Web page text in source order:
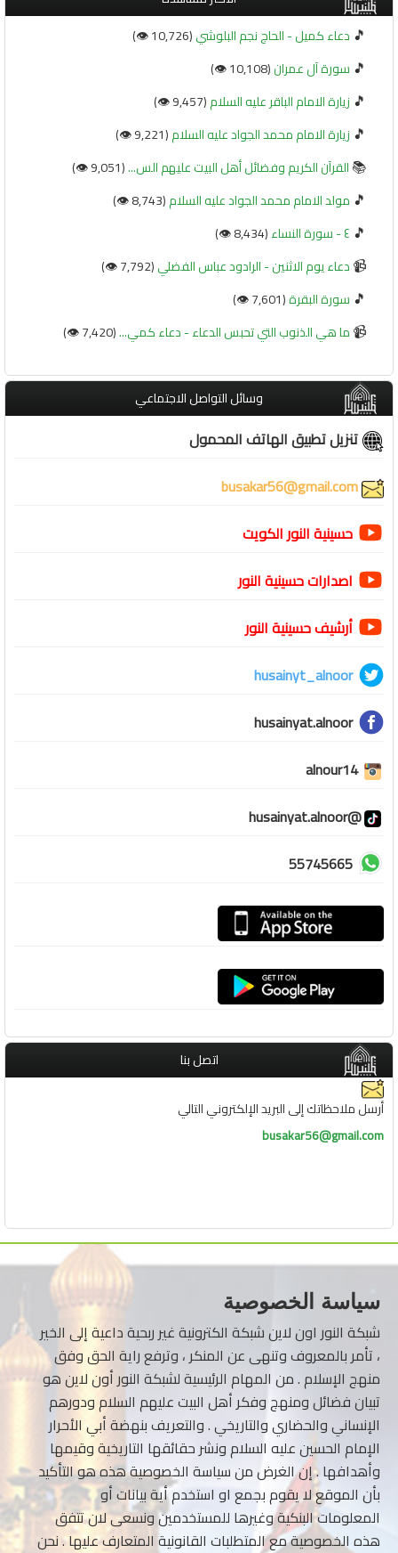
🎵 دعاء كميل - الحاج نجم البلوشي(10,726 👁️)
🎵 سورة آل عمران(10,108 👁️)
🎵 زيارة الامام الباقر عليه السلام(9,457 👁️)
🎵 زيارة الامام محمد الجواد عليه السلام(9,221 👁️)
📚القرآن الكريم وفضائل أهل البيت عليهم الس...(9,051 👁️)
🎵 مولد الامام محمد الجواد عليه السلام(8,743 👁️)
🎵 ٤ - سورة النساء (8,434 👁️)
📹دعاء يوم الاثنين - الرادود عباس الفضلي(7,792 👁️)
🎵 سورة البقرة(7,601 👁️)
📹ما هي الذنوب التي تحبس الدعاء - دعاء كمي...(7,420 👁️)
وسائل التواصل الاجتماعي
تنزيل تطبيق الهاتف المحمول
حسينية النور الكويت
اصدارات حسينية النور
أرشيف حسينية النور
husainyt_alnoor
husainyat.alnoor
alnour14
@husainyat.alnoor
55745665
اتصل بنا
أرسل ملاحظاتك إلى البريد الإلكتروني التالي
busakar56@gmail.com
سياسة الخصوصية
شبكة النور اون لاين شبكة الكترونية غير ربحية داعية إلى الخير
، تأمر بالمعروف وتنهى عن المنكر ، وترفع راية الحق وفق
منهج الإسلام . من المهام الرئيسية لشبكة النور أون لاين هو
تبيان فضائل ومنهج وفكر أهل البيت عليهم السلام ودورهم
الإنساني والحضاري والتاريخي . والتعريف بنهضة أبي الأحرار
الإمام الحسين عليه السلام ونشر حقائقها التاريخية وقيمها
وأهدافها . إن الغرض من سياسة الخصوصية هذه هو التأكيد
بأن الموقع لا يقوم بجمع او استخدم أية بيانات أو
المعلومات البنكية وغيرها للمستخدمين ونسعى لان تتفق
هذه الخصوصية مع المتطلبات القانونية المتعارف عليها . نحن